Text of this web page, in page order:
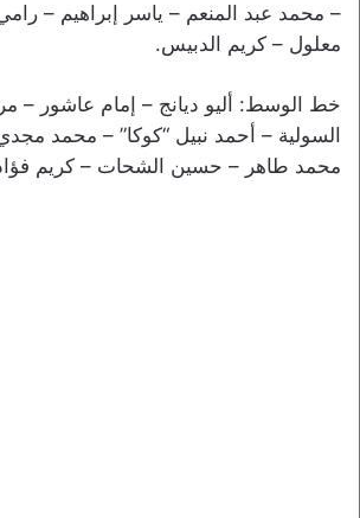
– محمد عبد المنعم – ياسر إبراهيم –
معلول – كريم الدبيس.
خط الوسط: أليو ديانج – إمام عاشور –
السولية – أحمد نبيل “كوكا” – محمد
محمد طاهر – حسين الشحات – كريم